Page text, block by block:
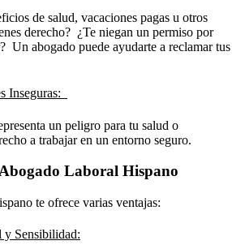
de salud, vacaciones pagas u otros
derecho? ¿Te niegan un permiso por
Un abogado puede ayudarte a reclamar tus
Inseguras:
un peligro para tu salud o
a trabajar en un entorno seguro.
Laboral Hispano
te ofrece varias ventajas:
y Sensibilidad: